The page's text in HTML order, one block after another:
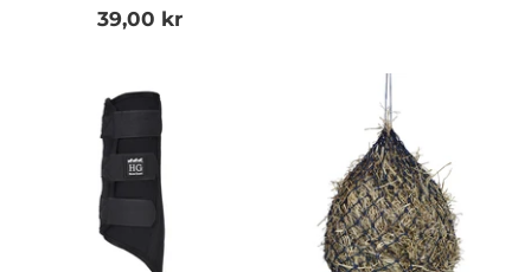
39,00 kr